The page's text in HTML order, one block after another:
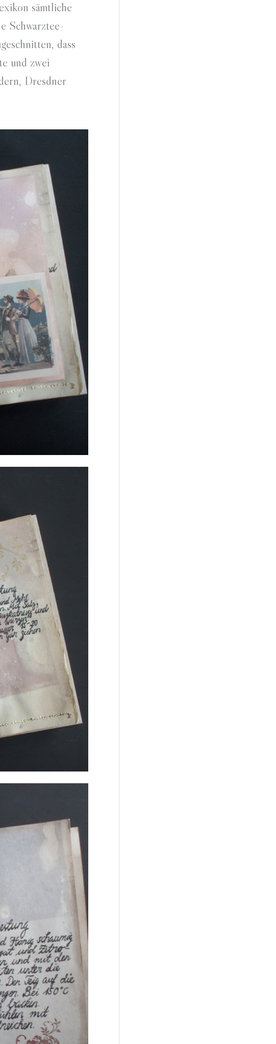
sämtliche
Schwarztee-
dass
und zwei
Dresdner